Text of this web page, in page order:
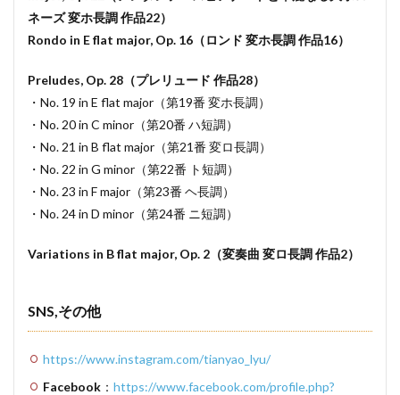
ネーズ 変ホ長調 作品22）
Rondo in E flat major, Op. 16（ロンド 変ホ長調 作品16）
Preludes, Op. 28（プレリュード 作品28）
・No. 19 in E flat major（第19番 変ホ長調）
・No. 20 in C minor（第20番 ハ短調）
・No. 21 in B flat major（第21番 変ロ長調）
・No. 22 in G minor（第22番 ト短調）
・No. 23 in F major（第23番 ヘ長調）
・No. 24 in D minor（第24番 ニ短調）
Variations in B flat major, Op. 2（変奏曲 変ロ長調 作品2）
SNS,その他
https://www.instagram.com/tianyao_lyu/
Facebook ： https://www.facebook.com/profile.php?